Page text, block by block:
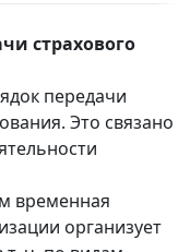
страхового
передачи
Это связано
временная
организует